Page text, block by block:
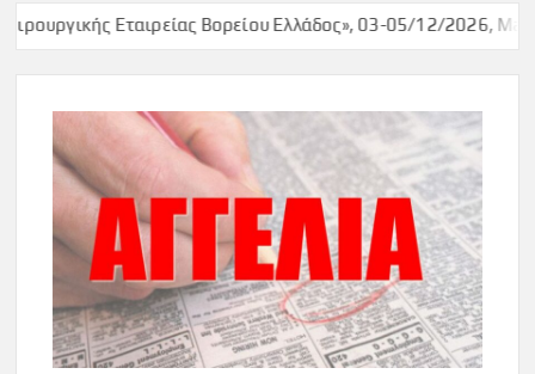
Εταιρείας Βορείου Ελλάδος», 03-05/12/2026,